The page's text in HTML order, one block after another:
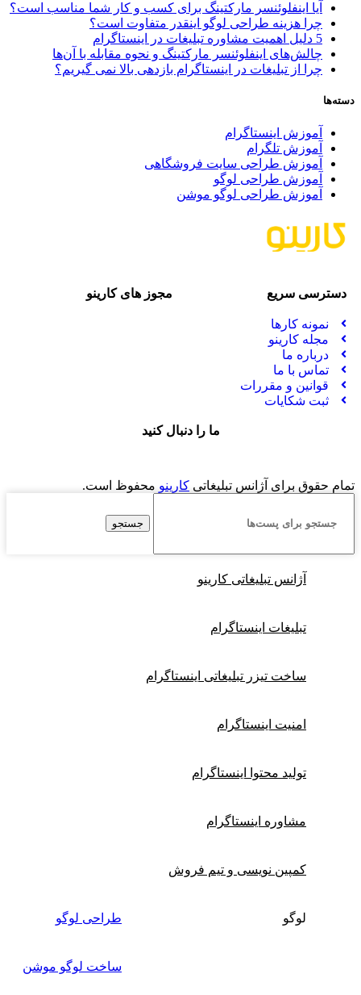
آیا اینفلوئنسر مارکتینگ برای کسب‌ و کار شما مناسب است؟
چرا هزینه طراحی لوگو اینقدر متفاوت است؟
5 دلیل اهمیت مشاوره تبلیغات در اینستاگرام
چالش‌های اینفلوئنسر مارکتینگ و نحوه مقابله با آن‌ها
چرا از تبلیغات در اینستاگرام بازدهی بالا نمی گیریم؟
دسته‌ها
آموزش اینستاگرام
آموزش تلگرام
آموزش طراحی سایت فروشگاهی
آموزش طراحی لوگو
آموزش طراحی لوگو موشن
دسترسی سریع
نمونه کارها
مجله کارینو
درباره ما
تماس با ما
قوانین و مقررات
ثبت شکایات
مجوز های کارینو
ما را دنبال کنید
تمام حقوق برای آژانس تبلیغاتی کارینو محفوظ است.
جستجو
آژانس تبلیغاتی کارینو
تبلیغات اینستاگرام
ساخت تیزر تبلیغاتی اینستاگرام
امنیت اینستاگرام
تولید محتوا اینستاگرام
مشاوره اینستاگرام
کمپین نویسی و تیم فروش
لوگو طراحی لوگو
ساخت لوگو موشن